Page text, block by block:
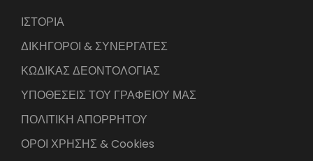
ΙΣΤΟΡΙΑ
ΔΙΚΗΓΟΡΟΙ & ΣΥΝΕΡΓΑΤΕΣ
ΚΩΔΙΚΑΣ ΔΕΟΝΤΟΛΟΓΙΑΣ
ΥΠΟΘΕΣΕΙΣ ΤΟΥ ΓΡΑΦΕΙΟΥ ΜΑΣ
ΠΟΛΙΤΙΚΗ ΑΠΟΡΡΗΤΟΥ
ΟΡΟΙ ΧΡΗΣΗΣ & Cookies